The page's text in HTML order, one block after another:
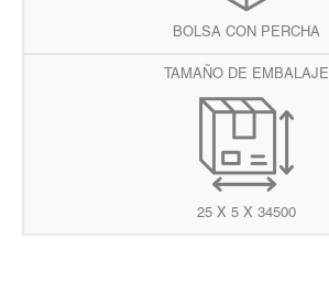
BOLSA CON PERCHA
TAMAÑO DE EMBALAJE
25 X 5 X 34500